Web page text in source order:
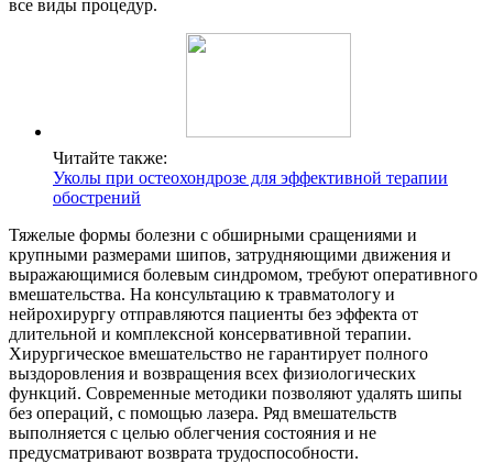
все виды процедур.
Читайте также:
Уколы при остеохондрозе для эффективной терапии
обострений
Тяжелые формы болезни с обширными сращениями и
крупными размерами шипов, затрудняющими движения и
выражающимися болевым синдромом, требуют оперативного
вмешательства. На консультацию к травматологу и
нейрохирургу отправляются пациенты без эффекта от
длительной и комплексной консервативной терапии.
Хирургическое вмешательство не гарантирует полного
выздоровления и возвращения всех физиологических
функций. Современные методики позволяют удалять шипы
без операций, с помощью лазера. Ряд вмешательств
выполняется с целью облегчения состояния и не
предусматривают возврата трудоспособности.